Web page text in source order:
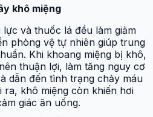
khô miệng
và thuốc lá đều làm giảm
phòng vệ tự nhiên giúp trung
Khi khoang miệng bị khô,
thuận lợi, làm tăng nguy cơ
dẫn đến tình trạng chảy máu
ra, khô miệng còn khiến hơi
giác ăn uống.